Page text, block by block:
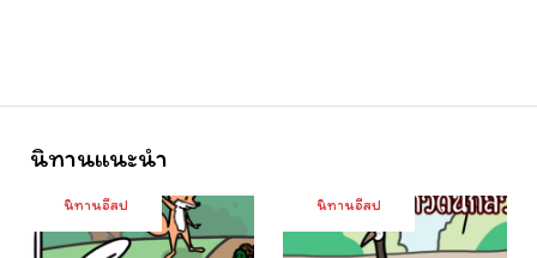
นิทานแนะนำ
นิทานอีสป นิทานอีสป